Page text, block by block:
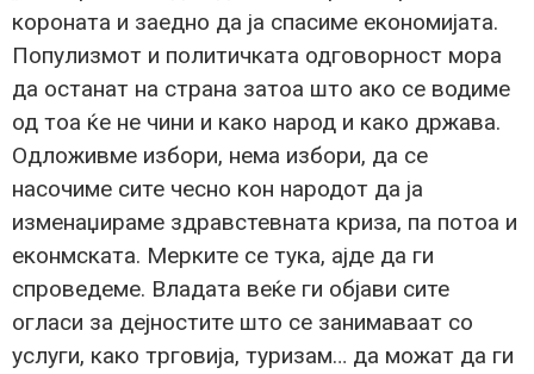
короната и заедно да ја спасиме економијата.
Популизмот и политичката одговорност мора
да останат на страна затоа што ако се водиме
од тоа ќе не чини и како народ и како држава.
Одложивме избори, нема избори, да се
насочиме сите чесно кон народот да ја
изменаџираме здравстевната криза, па потоа и
еконмската. Мерките се тука, ајде да ги
спроведеме. Владата веќе ги објави сите
огласи за дејностите што се занимаваат со
услуги, како трговија, туризам… да можат да ги